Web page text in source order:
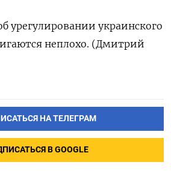
урегулировании украинского
неплохо. (Дмитрий
НА ТЕЛЕГРАМ
В GOOGLE